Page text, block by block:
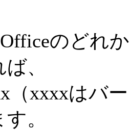
のどれ
、
（xxxxはバ
。